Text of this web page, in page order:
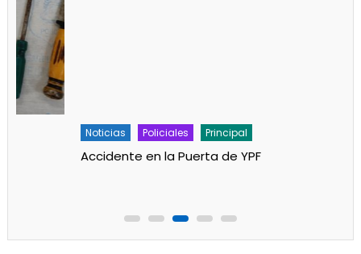
Policiales Principal
Accidente en la Puerta de YPF